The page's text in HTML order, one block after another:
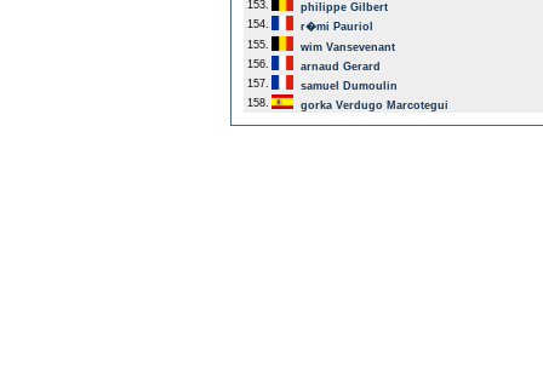
153.
philippe Gilbert
154.
r�mi Pauriol
155.
wim Vansevenant
156.
arnaud Gerard
157.
samuel Dumoulin
158.
gorka Verdugo Marcotegui